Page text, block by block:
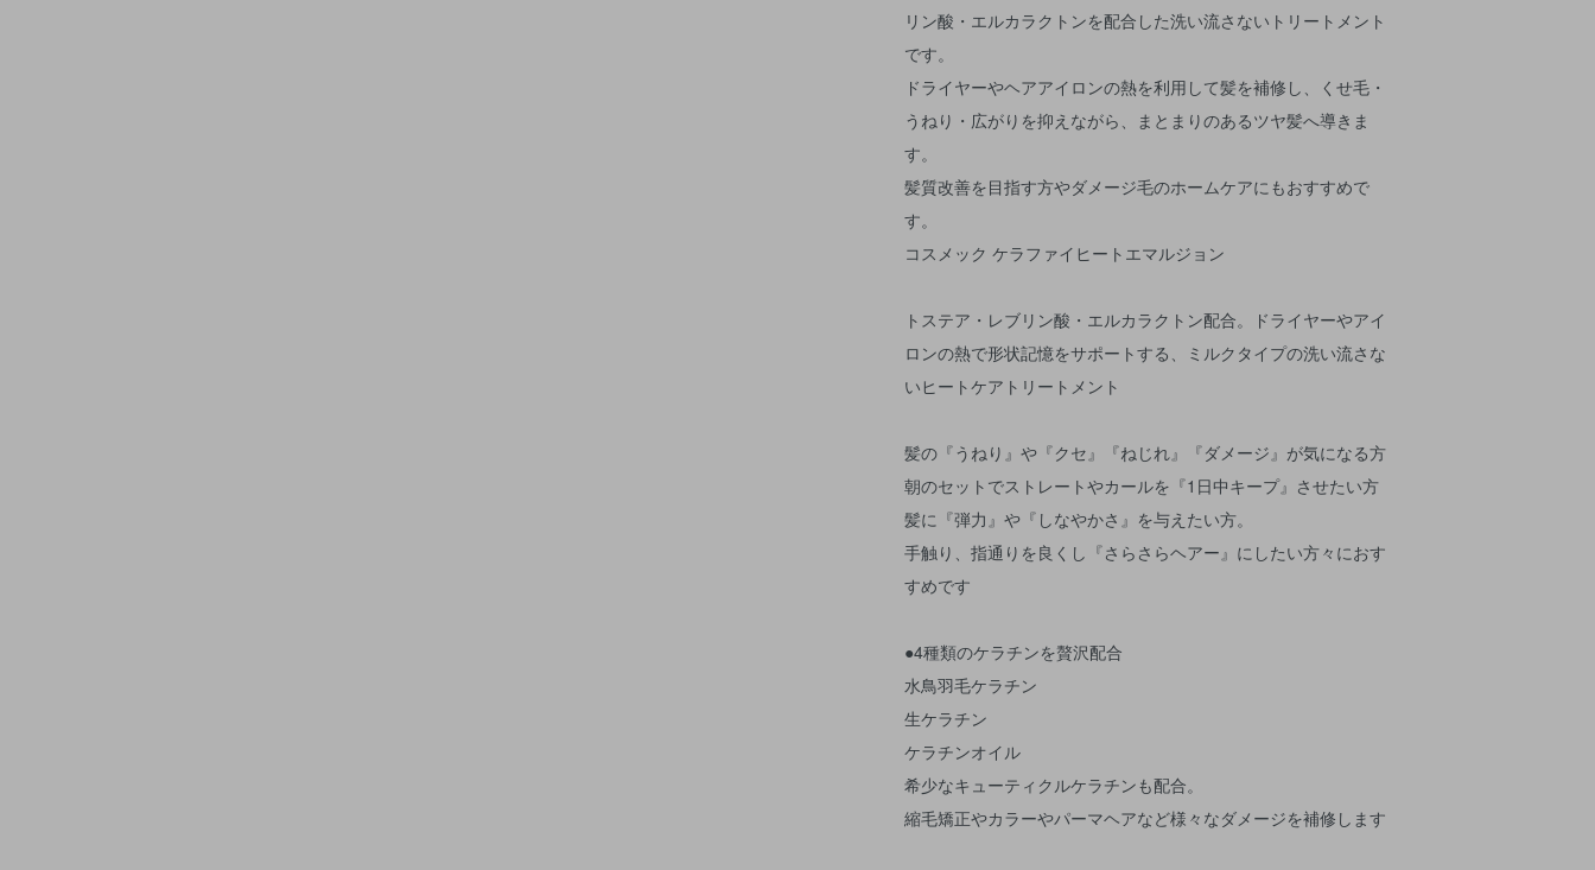
リン酸・エルカラクトンを配合した洗い流さないトリートメント
です。
ドライヤーやヘアアイロンの熱を利用して髪を補修し、くせ毛・
うねり・広がりを抑えながら、まとまりのあるツヤ髪へ導きま
す。
髪質改善を目指す方やダメージ毛のホームケアにもおすすめで
す。
コスメック ケラファイヒートエマルジョン
トステア・レブリン酸・エルカラクトン配合。ドライヤーやアイ
ロンの熱で形状記憶をサポートする、ミルクタイプの洗い流さな
いヒートケアトリートメント
髪の『うねり』や『クセ』『ねじれ』『ダメージ』が気になる方
朝のセットでストレートやカールを『1日中キープ』させたい方
髪に『弾力』や『しなやかさ』を与えたい方。
手触り、指通りを良くし『さらさらヘアー』にしたい方々におす
すめです
●4種類のケラチンを贅沢配合
水鳥羽毛ケラチン
生ケラチン
ケラチンオイル
希少なキューティクルケラチンも配合。
縮毛矯正やカラーやパーマヘアなど様々なダメージを補修します